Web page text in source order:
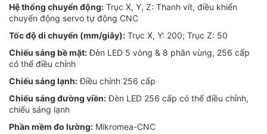
Hệ thống chuyển động: Trục X, Y, Z: Thanh vít, điều khiển
chuyển động servo tự động CNC
Tốc độ di chuyển (mm/giây): Trục X, Y: 200; Trục Z: 50
Chiếu sáng bề mặt:Đèn LED 5 vòng & 8 phân vùng, 256 cấp
có thể điều chỉnh
Chiếu sáng lạnh:Điều chỉnh 256 cấp
Chiếu sáng đường viền:Đèn LED 256 cấp có thể điều chỉnh,
chiếu sáng lạnh
Phần mềm đo lường: Mikromea-CNC